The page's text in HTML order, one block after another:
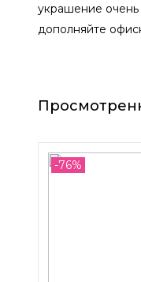
украшение очень
дополняйте
-76%